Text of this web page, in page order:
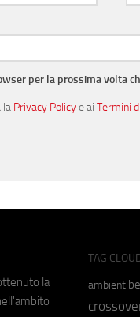
per la prossima volta
Privacy Policye ai Termini
la
TAG
ambient